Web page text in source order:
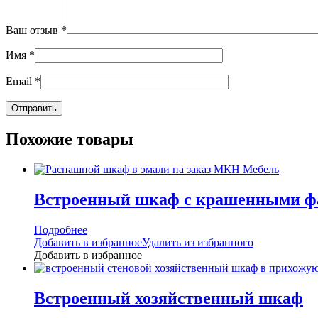
Ваш отзыв *
Имя *
Email *
Похожие товары
Встроенный шкаф с крашенными
Подробнее
Добавить в избранноеУдалить из избранного
Добавить в избранное
Встроенный хозяйственный шкаф